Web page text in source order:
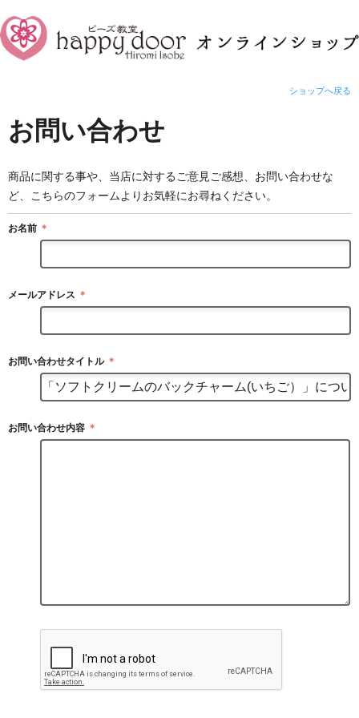
ショップへ戻る
お問い合わせ
商品に関する事や、当店に対するご意見ご感想、お問い合わせな
ど、こちらのフォームよりお気軽にお尋ねください。
お名前 ＊
メールアドレス ＊
お問い合わせタイトル ＊
お問い合わせ内容 ＊